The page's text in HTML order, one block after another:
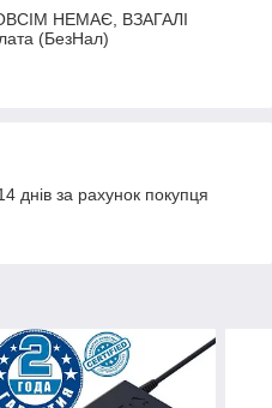
НЕМАЄ, ВЗАГАЛІ
(БезНал)
днів за рахунок покупця